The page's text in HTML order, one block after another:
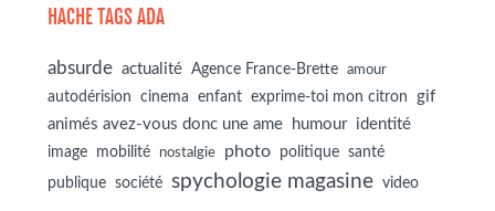
HACHE TAGS ADA
absurde actualité Agence France-Brette amour
autodérision cinema enfant exprime-toi mon citron
gif
animés avez-vous donc une ame
humour identité
image mobilité nostalgie photo politique
santé
publique
société spychologie magasine video